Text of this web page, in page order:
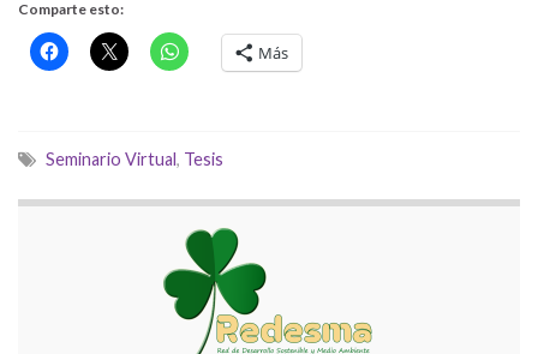
Comparte esto:
Más
Seminario Virtual, Tesis